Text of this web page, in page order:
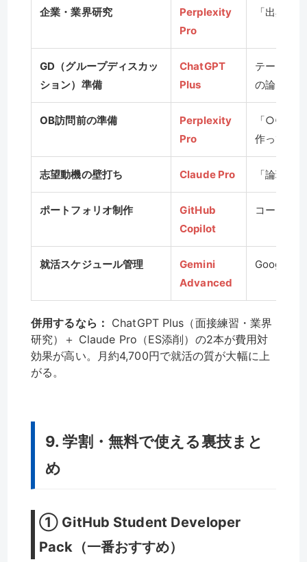
企業・業界研究
Perplexity
Pro
「出典付
GD（グループディスカッ
ション）準備
ChatGPT
Plus
テーマを
の論点を
OB訪問前の準備
Perplexity
Pro
「○○社
作って」
志望動機の壁打ち Claude Pro 「論理が
ポートフォリオ制作
GitHub
Copilot
コード補
就活スケジュール管理
Gemini
Advanced
Googleカ
併用するなら： ChatGPT Plus（面接練習・業界
研究）＋ Claude Pro（ES添削）の2本が費用対
効果が高い。月約4,700円で就活の質が大幅に上
がる。
9. 学割・無料で使える裏技まと
め
① GitHub Student Developer
Pack（一番おすすめ）